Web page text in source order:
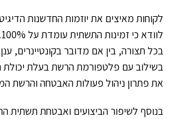
לקוחות מאיצים את יוזמות החדשנות
את פתרון ניהול פעולות האבטחה והרשת
בנוסף לשיפור הביצועים ואבטחת תשתית